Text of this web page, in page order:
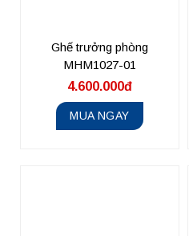
Ghế trưởng phòng
MHM1027-01
4.600.000đ
MUA NGAY